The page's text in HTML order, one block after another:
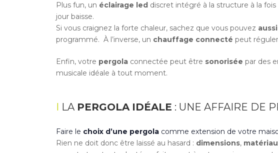
Plus fun, un éclairage led discret intégré à la structure à la
jour baisse.
Si vous craignez la forte chaleur, sachez que vous pouvez
programmé. À l’inverse, un chauffage connecté peut
Enfin, votre pergola connectée peut être sonorisée par des
musicale idéale à tout moment.
LA PERGOLA IDÉALE : UNE AFFAIRE DE
Faire le choix d’une pergola comme extension de votre
Rien ne doit donc être laissé au hasard : dimensions,